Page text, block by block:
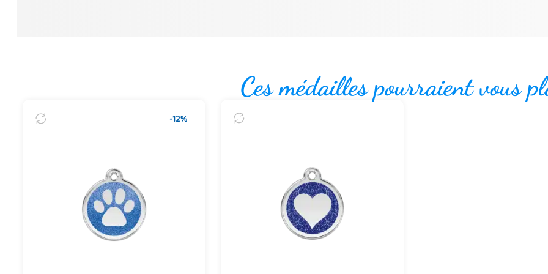
Ces médailles pourraient vous
-12%